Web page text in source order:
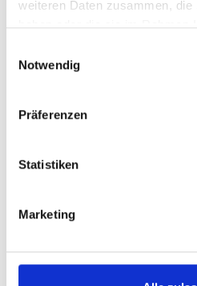
weiteren Daten zusammen, die
haben oder die sie im Rahmen
Notwendig
Präferenzen
Statistiken
Marketing
15.06.2022
Erst die Arbeit,
ATP-Stars entspannen